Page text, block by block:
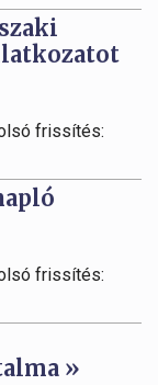
frissítés:
frissítés:
»